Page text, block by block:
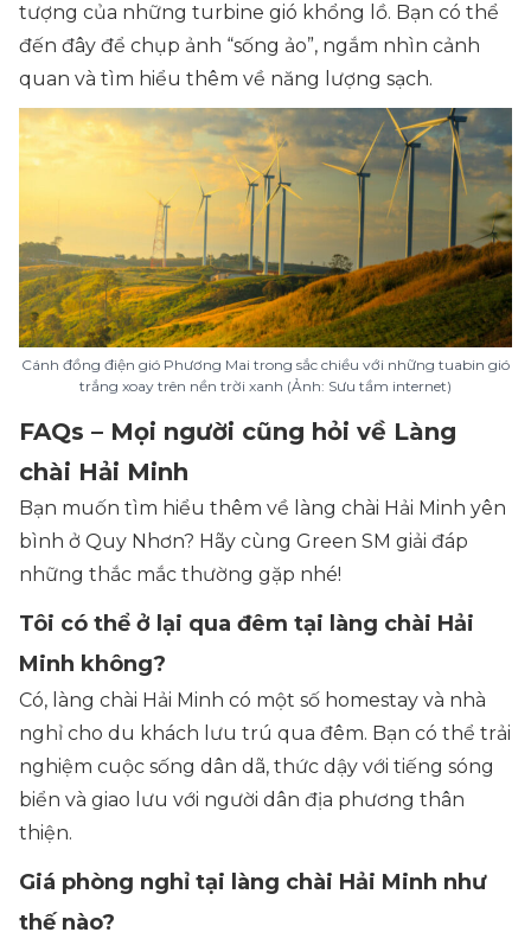
tượng của những turbine gió khổng lồ. Bạn có thể
đến đây để chụp ảnh “sống ảo”, ngắm nhìn cảnh
quan và tìm hiểu thêm về năng lượng sạch.
Cánh đồng điện gió Phương Mai trong sắc chiều với những tuabin gió
trắng xoay trên nền trời xanh (Ảnh: Sưu tầm internet)
FAQs – Mọi người cũng hỏi về Làng
chài Hải Minh
Bạn muốn tìm hiểu thêm về làng chài Hải Minh yên
bình ở Quy Nhơn? Hãy cùng Green SM giải đáp
những thắc mắc thường gặp nhé!
Tôi có thể ở lại qua đêm tại làng chài Hải
Minh không?
Có, làng chài Hải Minh có một số homestay và nhà
nghỉ cho du khách lưu trú qua đêm. Bạn có thể trải
nghiệm cuộc sống dân dã, thức dậy với tiếng sóng
biển và giao lưu với người dân địa phương thân
thiện.
Giá phòng nghỉ tại làng chài Hải Minh như
thế nào?